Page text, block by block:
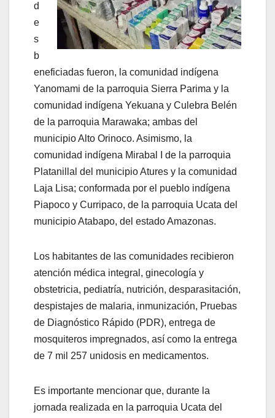
d
e
s
b
eneficiadas fueron, la comunidad indígena
Yanomami de la parroquia Sierra Parima y la
comunidad indígena Yekuana y Culebra Belén
de la parroquia Marawaka; ambas del
municipio Alto Orinoco. Asimismo, la
comunidad indígena Mirabal I de la parroquia
Platanillal del municipio Atures y la comunidad
Laja Lisa; conformada por el pueblo indígena
Piapoco y Curripaco, de la parroquia Ucata del
municipio Atabapo, del estado Amazonas.
Los habitantes de las comunidades recibieron
atención médica integral, ginecología y
obstetricia, pediatría, nutrición, desparasitación,
despistajes de malaria, inmunización, Pruebas
de Diagnóstico Rápido (PDR), entrega de
mosquiteros impregnados, así como la entrega
de 7 mil 257 unidosis en medicamentos.
Es importante mencionar que, durante la
jornada realizada en la parroquia Ucata del